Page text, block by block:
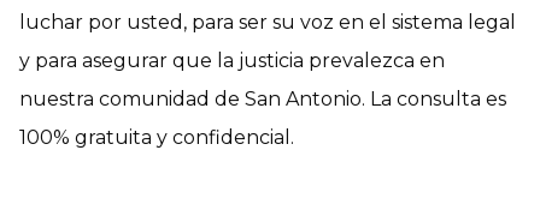
luchar por usted, para ser su voz en el sistema legal
y para asegurar que la justicia prevalezca en
nuestra comunidad de San Antonio. La consulta es
100% gratuita y confidencial.